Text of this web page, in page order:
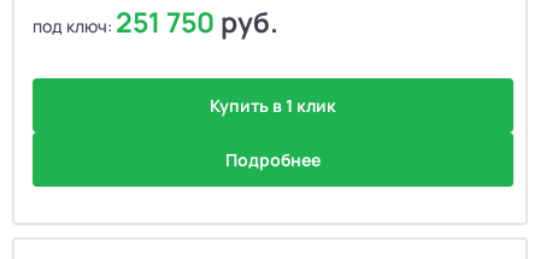
под ключ: 251 750 руб.
Купить в 1 клик
Подробнее